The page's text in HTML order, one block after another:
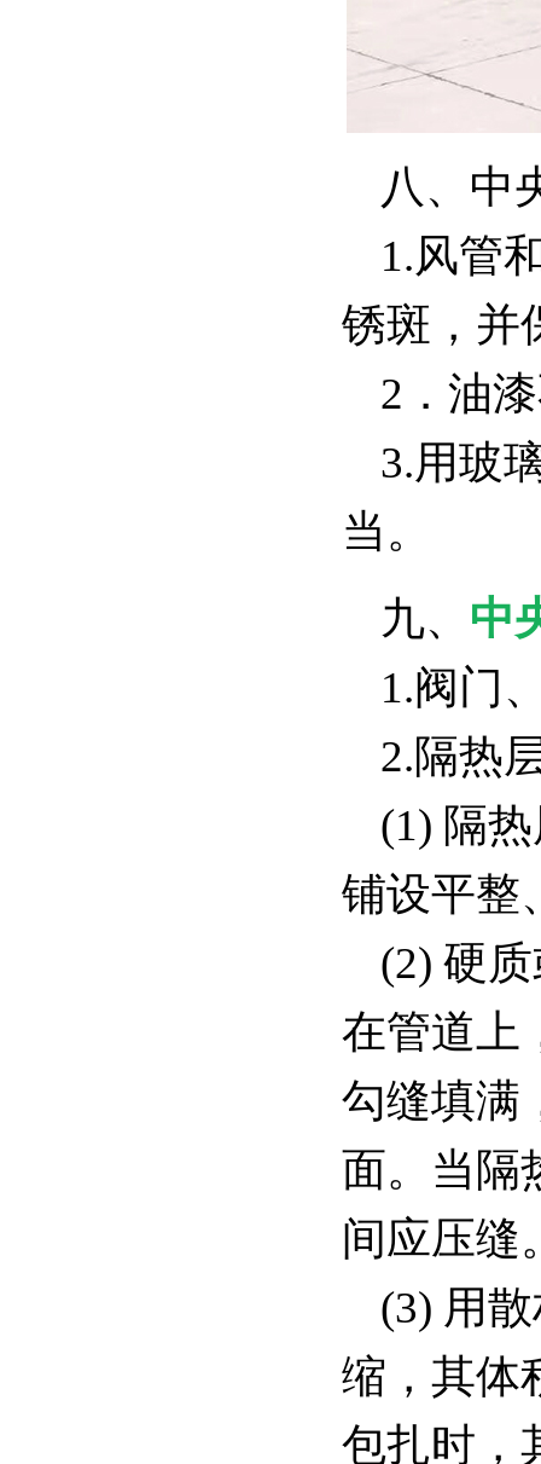
八、中
1.风管
锈斑，
2．油
3.用玻
当。
九、 中
1.阀门
2.隔热
(1) 隔
铺设平整
(2) 硬
在管道上
勾缝填满
面。当隔
间应压缝
(3) 用
缩，其体
包扎时，